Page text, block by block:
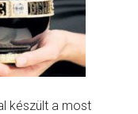
készült a most